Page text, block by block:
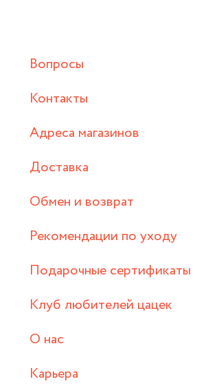
Вопросы
Контакты
Адреса магазинов
Доставка
Обмен и возврат
Рекомендации по уходу
Подарочные сертификаты
Клуб любителей цацек
О нас
Карьера